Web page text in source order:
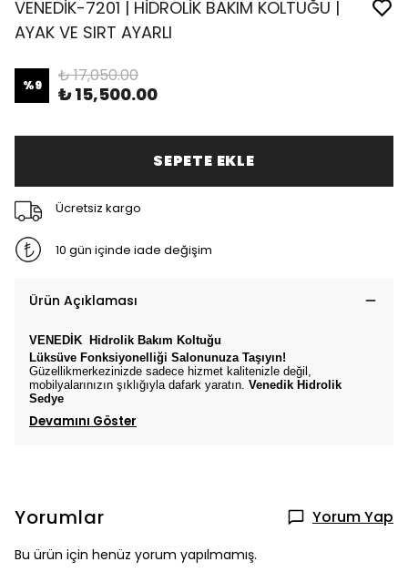
VENEDİK-7201 | HİDROLİK BAKIM KOLTUĞU |
AYAK VE SIRT AYARLI
%9 ₺ 17,050.00
₺ 15,500.00
SEPETE EKLE
Ücretsiz kargo
10 gün içinde iade değişim
Ürün Açıklaması
VENEDİK Hidrolik Bakım Koltuğu
Lüksüve Fonksiyonelliği Salonunuza Taşıyın!
Güzellikmerkezinizde sadece hizmet kalitenizle değil,
mobilyalarınızın şıklığıyla dafark yaratın. Venedik Hidrolik
Sedye
Devamını Göster
Yorumlar Yorum Yap
Bu ürün için henüz yorum yapılmamış.